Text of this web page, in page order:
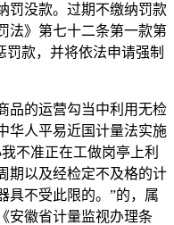
罚没款。过期不缴纳罚款
法》第七十二条第一款第
罚款，并将依法申请强制
的运营勾当中利用无检
华人平易近国计量法实施
不准正在工做岗亭上利
期以及经检定不及格的计
具不受此限的。”的，属
安徽省计量监视办理条